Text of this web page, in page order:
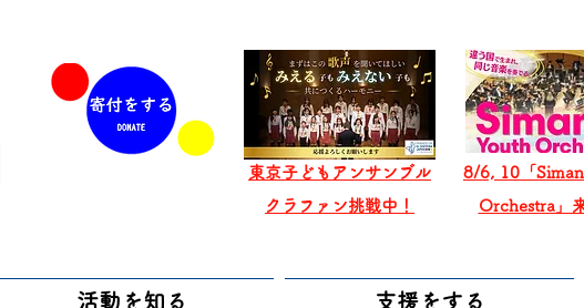
東京子どもアンサンブル
​クラファン挑戦中！
8/6, 10「
Orchestra」
活動を知る 支援をする